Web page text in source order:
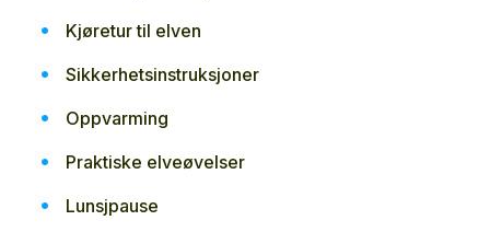
Kjøretur til elven
Sikkerhetsinstruksjoner
Oppvarming
Praktiske elveøvelser
Lunsjpause